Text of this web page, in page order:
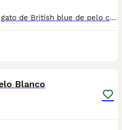
Espectaculares camada de gato de British blue de pelo corto. Todos los cachorritos se entregan con unos dos meses y medio de edad y sus vacunas correspondientes, desparasitados interna y externamente, con certificado de salud, y garantía tanto por enfermedad vírica como congénito genética. Posibilidad de entregar en toda España mediante transporte propio preparado para animales y con chofer privado. Los precios pueden variar según las características y morfología de cada cachorro. Añádenos al whats app o llámanos, y encantados atenderemos todas tus dudas y consultas. Teléfono / Whats app: 641 92 23 90
Blanco